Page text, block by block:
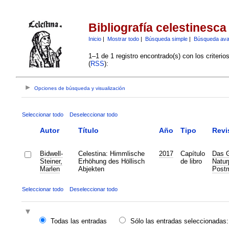
Bibliografía celestinesca
Inicio| Mostrar todo| Búsqueda simple| Búsqueda
1–1 de 1 registro encontrado(s) con los
(RSS):
Opciones de búsqueda y visualización
Seleccionar todo Deseleccionar todo
Autor Título Año Tipo
Bidwell-
Steiner,
Marlen
Celestina: Himmlische
Erhöhung des Höllisch
Abjekten
2017
Capítulo
de libro
Das
Seleccionar todo Deseleccionar todo
Todas las entradas Sólo las entradas seleccionadas: